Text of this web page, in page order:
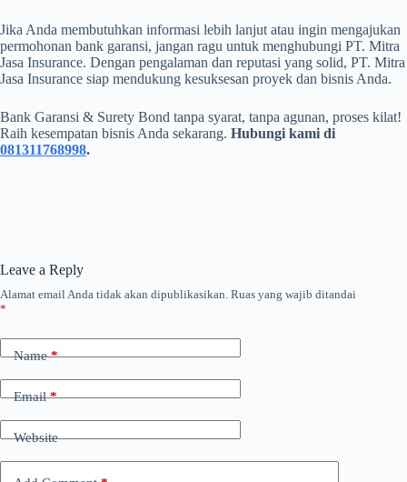
Jika Anda membutuhkan informasi lebih lanjut atau ingin mengajukan
permohonan bank garansi, jangan ragu untuk menghubungi PT. Mitra
Jasa Insurance. Dengan pengalaman dan reputasi yang solid, PT. Mitra
Jasa Insurance siap mendukung kesuksesan proyek dan bisnis Anda.
Bank Garansi & Surety Bond tanpa syarat, tanpa agunan, proses kilat!
Raih kesempatan bisnis Anda sekarang. Hubungi kami di
081311768998.
Leave a Reply
Alamat email Anda tidak akan dipublikasikan. Ruas yang wajib ditandai
*
Name*
Email*
Website